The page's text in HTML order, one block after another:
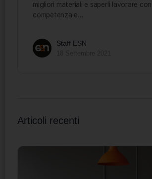
migliori materiali e saperli lavorare con
competenza e…
Staff ESN
Articoli recenti